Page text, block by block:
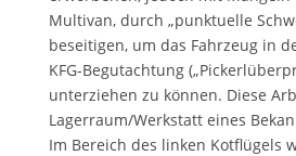
Multivan, durch „punktuelle
beseitigen, um das Fahrzeug in
KFG-Begutachtung
unterziehen zu können. Diese
Lagerraum/Werkstatt eines
Im Bereich des linken Kotflügels